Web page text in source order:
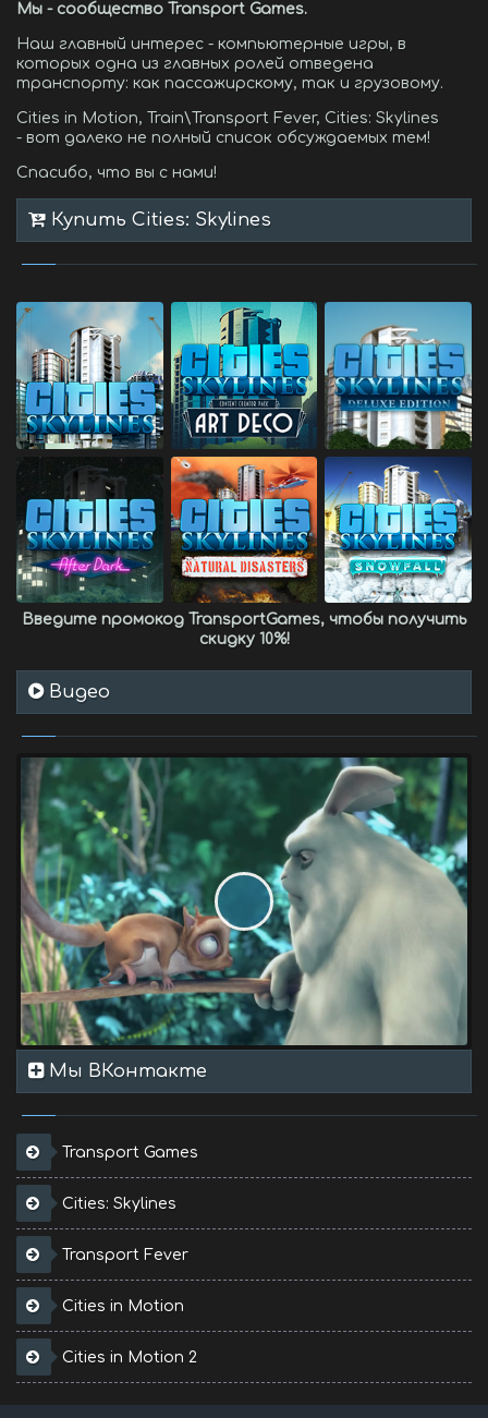
Мы - сообщество Transport Games.
Наш главный интерес - компьютерные игры, в
которых одна из главных ролей отведена
транспорту: как пассажирскому, так и грузовому.
Cities in Motion, Train\Transport Fever, Cities: Skylines
- вот далеко не полный список обсуждаемых тем!
Спасибо, что вы с нами!
Купить Cities: Skylines
Введите промокод TransportGames, чтобы получить
скидку 10%!
Видео
Мы ВКонтакте
Transport Games
Cities: Skylines
Transport Fever
Cities in Motion
Cities in Motion 2